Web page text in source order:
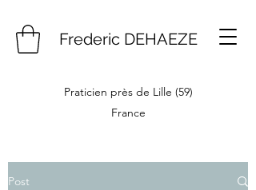
Frederic DEHAEZE
Praticien près de Lille (59)
France
Post